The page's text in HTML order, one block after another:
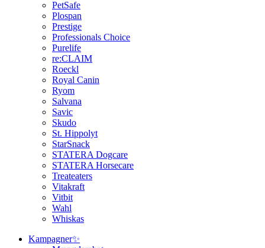
PetSafe
Plospan
Prestige
Professionals Choice
Purelife
re:CLAIM
Roeckl
Royal Canin
Ryom
Salvana
Savic
Skudo
St. Hippolyt
StarSnack
STATERA Dogcare
STATERA Horsecare
Treateaters
Vitakraft
Vitbit
Wahl
Whiskas
Kampagner✨